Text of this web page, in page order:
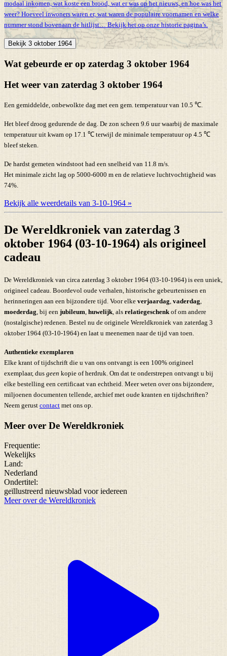
modaal inkomen, wat koste een brood, wat er was op het nieuws, en hoe was het
weer? Hoeveel inwoners waren er, wat waren de populaire voornamen en welke
nummer stond bovenaan de hitlijst… Bekijk het op onze historie pagina’s.
Bekijk 3 oktober 1964
Wat gebeurde er op zaterdag 3 oktober 1964
Het weer van zaterdag 3 oktober 1964
Een gemiddelde, onbewolkte dag met een gem. temperatuur van 10.5 ℃.
Het bleef droog gedurende de dag. De zon scheen 9.6 uur waarbij de maximale
temperatuur uit kwam op 17.1 ℃ terwijl de minimale temperatuur op 4.5 ℃
bleef steken.
De hardst gemeten windstoot had een snelheid van 11.8 m/s.
Het minimale zicht lag op 5000-6000 m en de relatieve luchtvochtigheid was
74%.
Bekijk alle weerdetails van 3-10-1964 »
De Wereldkroniek van zaterdag 3
oktober 1964 (03-10-1964) als origineel
cadeau
De Wereldkroniek van circa zaterdag 3 oktober 1964 (03-10-1964) is een uniek,
origineel cadeau. Boordevol oude verhalen, historische gebeurtenissen en
herinneringen aan een bijzondere tijd. Voor elke verjaardag, vaderdag,
moederdag, bij een jubileum, huwelijk, als relatiegeschenk of om andere
(nostalgische) redenen. Bestel nu de originele Wereldkroniek van zaterdag 3
oktober 1964 (03-10-1964) en laat u meenemen naar de tijd van toen.
Authentieke exemplaren
Elke krant of tijdschrift die u van ons ontvangt is een 100% origineel
exemplaar, dus geen kopie of herdruk. Om dat te onderstrepen ontvangt u bij
elke bestelling een certificaat van echtheid. Meer weten over ons bijzondere,
miljoenen documenten tellende, archief met oude kranten en tijdschriften?
Neem gerust contact met ons op.
Meer over De Wereldkroniek
Frequentie:
Wekelijks
Land:
Nederland
Ondertitel:
geïllustreerd nieuwsblad voor iedereen
Meer over de Wereldkroniek